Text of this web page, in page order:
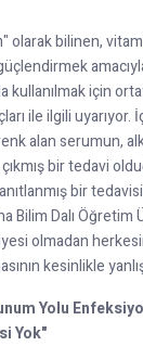
olarak bilinen,
kullanılmak için
ile ilgili uyarıyor.
alan serumun,
bir tedavi
bir
Bilim Dalı Öğretim
olmadan
kesinlikle
Yolu
Yok"